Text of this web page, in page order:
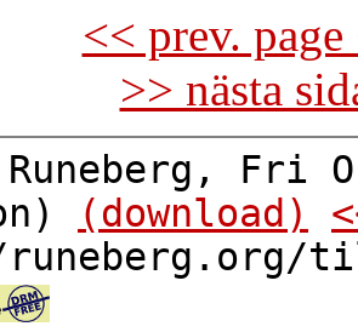
<< prev.
>> nästa
Fri
(download)